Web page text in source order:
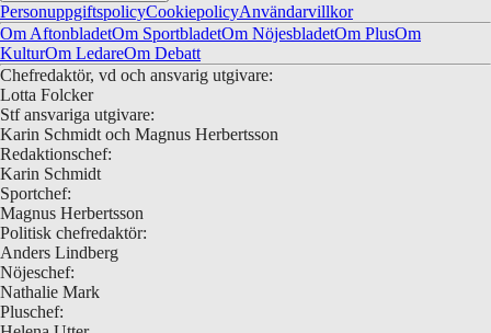
PersonuppgiftspolicyCookiepolicyAnvändarvillkor
Om AftonbladetOm SportbladetOm NöjesbladetOm PlusOm
KulturOm LedareOm Debatt
Chefredaktör, vd och ansvarig utgivare:
Lotta Folcker
Stf ansvariga utgivare:
Karin Schmidt och Magnus Herbertsson
Redaktionschef:
Karin Schmidt
Sportchef:
Magnus Herbertsson
Politisk chefredaktör:
Anders Lindberg
Nöjeschef:
Nathalie Mark
Pluschef: